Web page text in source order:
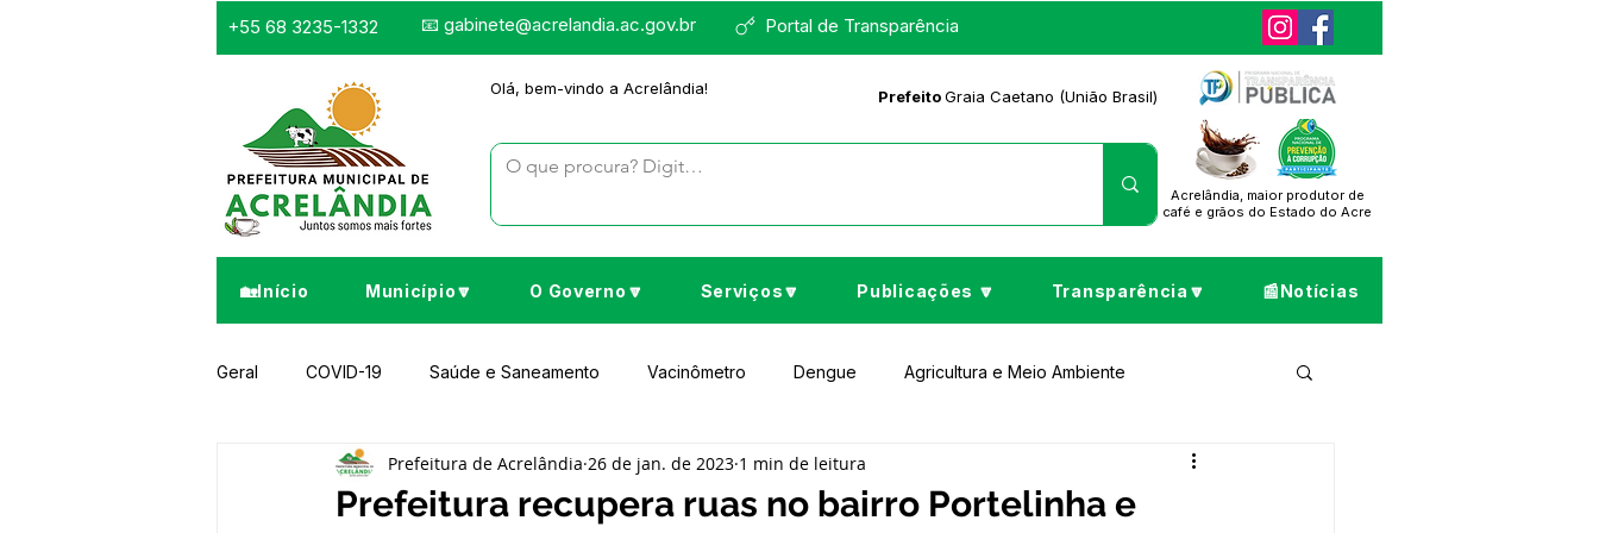
Portal de Transparência
+55 68 3235-1332 📧 gabinete@acrelandia.ac.gov.br
Olá, bem-vindo a Acrelândia! PrefeitoGraia Caetano (União Brasil)
Acrelândia, maior produtor de
café e grãos do Estado do Acre
🏡Início Município🔽 O Governo🔽 Serviços🔽 Publicações 🔽 Transparência🔽 📰Notícias
Geral COVID-19 Saúde e Saneamento Vacinômetro Dengue Agricultura e Meio Ambiente
Infraestrutura e Obras Desporto Cultura e Lazer Educação Assistência Social
Prefeitura recupera ruas no bairro Portelinha e
Prefeitura de Acrelândia 26 de jan. de 2023 1 min de leitura